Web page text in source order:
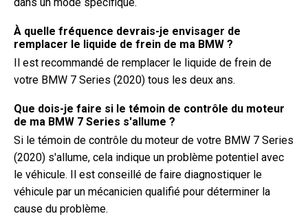
À quelle fréquence devrais-je envisager de
remplacer le liquide de frein de ma BMW ?
Il est recommandé de remplacer le liquide de frein de
votre BMW 7 Series (2020) tous les deux ans.
Que dois-je faire si le témoin de contrôle du moteur
de ma BMW 7 Series s'allume ?
Si le témoin de contrôle du moteur de votre BMW 7 Series
(2020) s'allume, cela indique un problème potentiel avec
le véhicule. Il est conseillé de faire diagnostiquer le
véhicule par un mécanicien qualifié pour déterminer la
cause du problème.